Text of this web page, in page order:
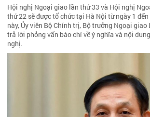
Hội nghị Ngoại giao lần thứ 33 và Hội nghị
thứ 22 sẽ được tổ chức tại Hà Nội từ ngày 1
này, Ủy viên Bộ Chính trị, Bộ trưởng Ngoại giao
trả lời phỏng vấn báo chí về ý nghĩa và nội
nghị.